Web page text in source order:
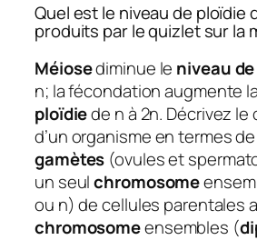
Quel est le niveau de ploïdie
produits par le quizlet sur la
Méiosediminue le niveau
n; la fécondation augmente la
ploïdiede n à 2n. Décrivez le
d’un organisme en termes
gamètes (ovules et
un seulchromosome
ou n) de cellules parentales
chromosomeensembles (